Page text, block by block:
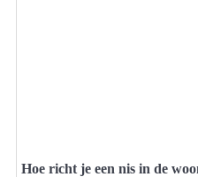
Hoe richt je een nis in de